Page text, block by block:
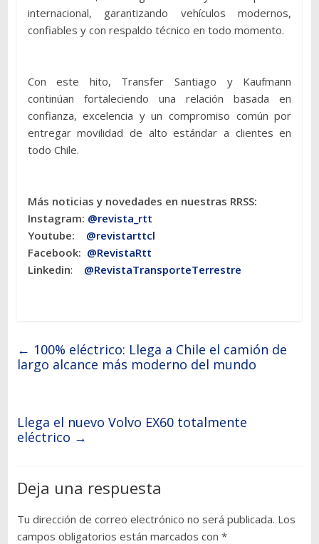
internacional, garantizando vehículos modernos,
confiables y con respaldo técnico en todo momento.
Con este hito, Transfer Santiago y Kaufmann
continúan fortaleciendo una relación basada en
confianza, excelencia y un compromiso común por
entregar movilidad de alto estándar a clientes en
todo Chile.
Más noticias y novedades en nuestras RRSS:
Instagram: @revista_rtt
Youtube: @revistarttcl
Facebook: @RevistaRtt
Linkedin: @RevistaTransporteTerrestre
← 100% eléctrico: Llega a Chile el camión de
largo alcance más moderno del mundo
Llega el nuevo Volvo EX60 totalmente
eléctrico →
Deja una respuesta
Tu dirección de correo electrónico no será publicada. Los
campos obligatorios están marcados con *